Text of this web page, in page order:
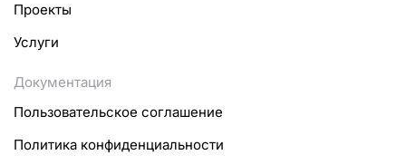
Проекты
Услуги
Документация
Пользовательское соглашение
Политика конфиденциальности